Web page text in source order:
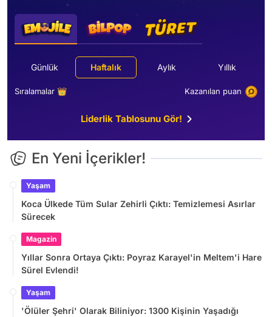
Günlük Haftalık Aylık Yıllık
Sıralamalar 👑 Kazanılan puan
Liderlik Tablosunu Gör!
En Yeni İçerikler!
Yaşam
Koca Ülkede Tüm Sular Zehirli Çıktı: Temizlemesi Asırlar
Sürecek
Magazin
Yıllar Sonra Ortaya Çıktı: Poyraz Karayel'in Meltem'i Hare
Sürel Evlendi!
Yaşam
'Ölüler Şehri' Olarak Biliniyor: 1300 Kişinin Yaşadığı